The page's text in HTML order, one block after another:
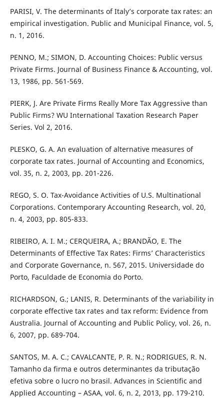
PARISI, V. The determinants of Italy’s corporate tax rates: an
empirical investigation. Public and Municipal Finance, vol. 5,
n. 1, 2016.
PENNO, M.; SIMON, D. Accounting Choices: Public versus
Private Firms. Journal of Business Finance & Accounting, vol.
13, 1986, pp. 561-569.
PIERK, J. Are Private Firms Really More Tax Aggressive than
Public Firms? WU International Taxation Research Paper
Series. Vol 2, 2016.
PLESKO, G. A. An evaluation of alternative measures of
corporate tax rates. Journal of Accounting and Economics,
vol. 35, n. 2, 2003, pp. 201-226.
REGO, S. O. Tax-Avoidance Activities of U.S. Multinational
Corporations. Contemporary Accounting Research, vol. 20,
n. 4, 2003, pp. 805-833.
RIBEIRO, A. I. M.; CERQUEIRA, A.; BRANDÃO, E. The
Determinants of Effective Tax Rates: Firms’ Characteristics
and Corporate Governance, n. 567, 2015. Universidade do
Porto, Faculdade de Economia do Porto.
RICHARDSON, G.; LANIS, R. Determinants of the variability in
corporate effective tax rates and tax reform: Evidence from
Australia. Journal of Accounting and Public Policy, vol. 26, n.
6, 2007, pp. 689-704.
SANTOS, M. A. C.; CAVALCANTE, P. R. N.; RODRIGUES, R. N.
Tamanho da firma e outros determinantes da tributação
efetiva sobre o lucro no brasil. Advances in Scientific and
Applied Accounting – ASAA, vol. 6, n. 2, 2013, pp. 179-210.